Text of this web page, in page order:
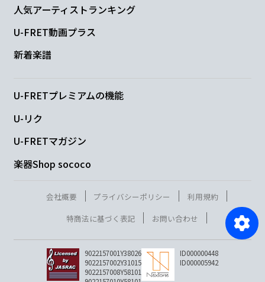
人気アーティストランキング
U-FRET動画プラス
新着楽譜
U-FRETプレミアムの機能
U-リク
U-FRETマガジン
楽器Shop sococo
会社概要 プライバシーポリシー
利用規約
特商法に基づく表記
お問い合わせ
9022157001Y38026
9022157002Y31015
9022157008Y58101
ID000000448
ID000005942